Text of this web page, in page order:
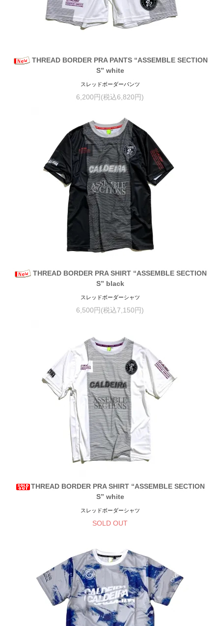
THREAD BORDER PRA PANTS “ASSEMBLE SECTION
S” white
スレッドボーダーパンツ
6,200円(税込6,820円)
THREAD BORDER PRA SHIRT “ASSEMBLE SECTION
S” black
スレッドボーダーシャツ
6,500円(税込7,150円)
THREAD BORDER PRA SHIRT “ASSEMBLE SECTION
S” white
スレッドボーダーシャツ
SOLD OUT